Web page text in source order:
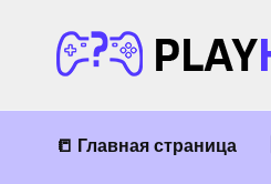
содержанию
📒 Главная страница